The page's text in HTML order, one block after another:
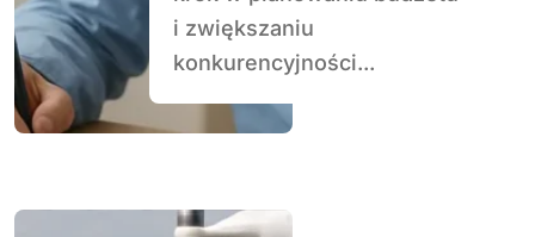
i zwiększaniu
konkurencyjności...